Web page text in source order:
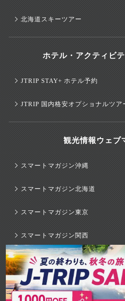
北海道スキーツアー
ホテル・アクティビ
JTRIP STAY+ ホテル予約
JTRIP 国内格安オプショナルツア
観光情報ウェブ
スマートマガジン沖縄
スマートマガジン北海道
スマートマガジン東京
スマートマガジン関西
スマートマガジンハワイ
旅行のマニュアル